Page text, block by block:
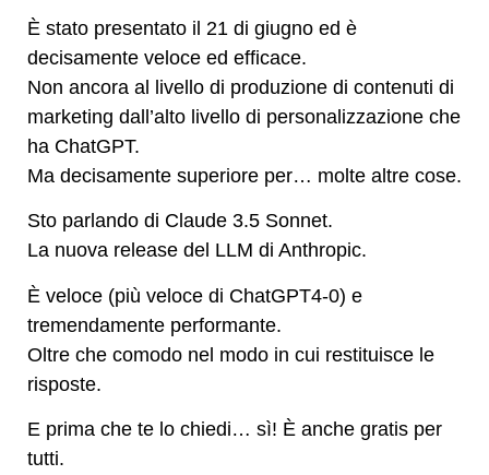
È stato presentato il 21 di giugno ed è
decisamente veloce ed efficace.
Non ancora al livello di produzione di contenuti di
marketing dall’alto livello di personalizzazione che
ha ChatGPT.
Ma decisamente superiore per… molte altre cose.
Sto parlando di Claude 3.5 Sonnet.
La nuova release del LLM di Anthropic.
È veloce (più veloce di ChatGPT4-0) e
tremendamente performante.
Oltre che comodo nel modo in cui restituisce le
risposte.
E prima che te lo chiedi… sì! È anche gratis per
tutti.